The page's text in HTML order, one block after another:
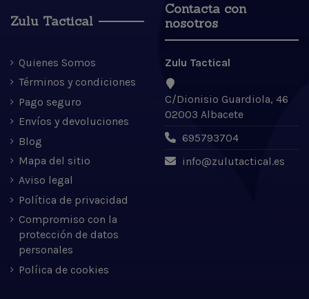
Zulu Tactical
Quienes Somos
Términos y condiciones
Pago seguro
Envíos y devoluciones
Blog
Mapa del sitio
Aviso legal
Política de privacidad
Compromiso con la
protección de datos
personales
Políica de cookies
Contacta con
nosotros
Zulu Tactical
C/Dionisio Guardiola, 46
02003 Albacete
695793704
info@zulutactical.es